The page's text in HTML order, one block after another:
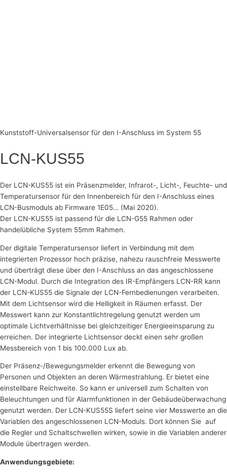
Kunststoff-Universalsensor für den I-Anschluss im System 55
LCN-KUS55
Der LCN-KUS55 ist ein Präsenzmelder, Infrarot-, Licht-, Feuchte- und
Temperatursensor für den Innenbereich für den I-Anschluss eines
LCN-Busmoduls ab Firmware 1E05… (Mai 2020).
Der LCN-KUS55 ist passend für die LCN-G55 Rahmen oder
handelübliche System 55mm Rahmen.
Der digitale Temperatursensor liefert in Verbindung mit dem
integrierten Prozessor hoch präzise, nahezu rauschfreie Messwerte
und überträgt diese über den I-Anschluss an das angeschlossene
LCN-Modul. Durch die Integration des IR-Empfängers LCN-RR kann
der LCN-KUS55 die Signale der LCN-Fernbedienungen verarbeiten.
Mit dem Lichtsensor wird die Helligkeit in Räumen erfasst. Der
Messwert kann zur Konstantlichtregelung genutzt werden um
optimale Lichtverhältnisse bei gleichzeitiger Energieeinsparung zu
erreichen. Der integrierte Lichtsensor deckt einen sehr großen
Messbereich von 1 bis 100.000 Lux ab.
Der Präsenz-/Bewegungsmelder erkennt die Bewegung von
Personen und Objekten an deren Wärmestrahlung. Er bietet eine
einstellbare Reichweite. So kann er universell zum Schalten von
Beleuchtungen und für Alarmfunktionen in der Gebäudeüberwachung
genutzt werden. Der LCN-KUS55S liefert seine vier Messwerte an die
Variablen des angeschlossenen LCN-Moduls. Dort können Sie auf
die Regler und Schaltschwellen wirken, sowie in die Variablen anderer
Module übertragen werden.
Anwendungsgebiete: